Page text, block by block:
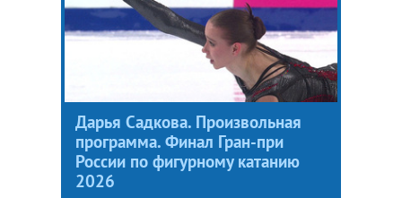
Дарья Садкова. Произвольная
программа. Финал Гран-при
России по фигурному катанию
2026